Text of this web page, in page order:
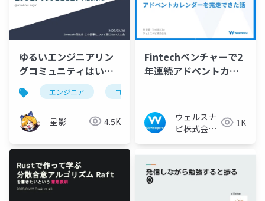
ゆるいエンジニアリン
グコミュニティはいい
ぞ
エンジニア コミュニティ
星影 4.5K
Fintechベンチャーで2
年連続アドベントカレ
ウェルスナ
ビ株式会社
1K